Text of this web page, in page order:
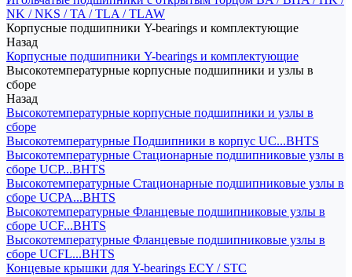
NK / NKS / TA / TLA / TLAW
Корпусные подшипники Y-bearings и комплектующие
Назад
Корпусные подшипники Y-bearings и комплектующие
Высокотемпературные корпусные подшипники и узлы в
сборе
Назад
Высокотемпературные корпусные подшипники и узлы в
сборе
Высокотемпературные Подшипники в корпус UC...BHTS
Высокотемпературные Стационарные подшипниковые узлы в
сборе UCP...BHTS
Высокотемпературные Стационарные подшипниковые узлы в
сборе UCPA...BHTS
Высокотемпературные Фланцевые подшипниковые узлы в
сборе UCF...BHTS
Высокотемпературные Фланцевые подшипниковые узлы в
сборе UCFL...BHTS
Концевые крышки для Y-bearings ECY / STC